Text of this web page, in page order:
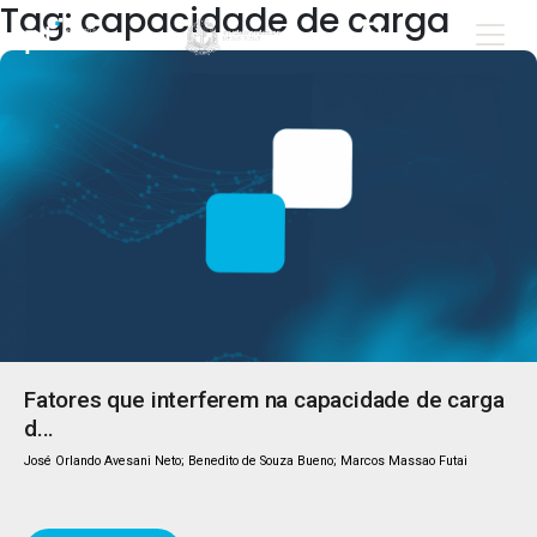
Tag: capacidade de carga
Fatores que interferem na capacidade de carga
d...
José Orlando Avesani Neto; Benedito de Souza Bueno; Marcos Massao Futai